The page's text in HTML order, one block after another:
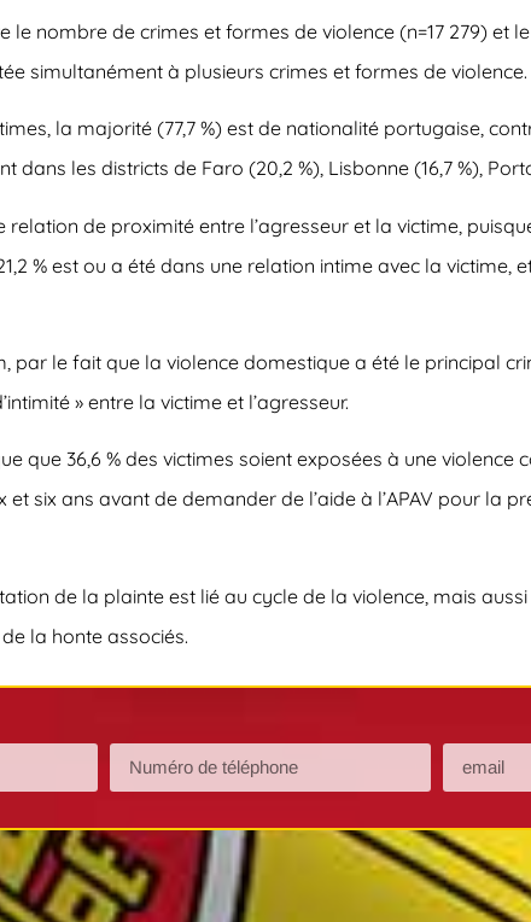
le nombre de crimes et formes de violence (n=17 279) et
simultanément à plusieurs crimes et formes de violence.
la majorité (77,7 %) est de nationalité portugaise,
les districts de Faro (20,2 %), Lisbonne (16,7 %),
de proximité entre l’agresseur et la victime,
% est ou a été dans une relation intime avec la victime,
par le fait que la violence domestique a été le principal
» entre la victime et l’agresseur.
que 36,6 % des victimes soient exposées à une
six ans avant de demander de l’aide à l’APAV pour la
de la plainte est lié au cycle de la violence, mais
la honte associés.